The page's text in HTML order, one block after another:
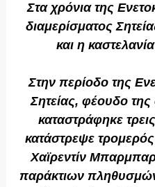
Στα χρόνια της
διαμερίσματος
και η
Στην περίοδο της
Σητείας, φέουδο της
καταστράφηκε
κατάστρεψε
Χαϊρεντίν
παράκτιων